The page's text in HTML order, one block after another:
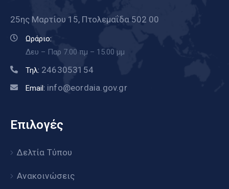
25ης Μαρτίου 15, Πτολεμαΐδα 502 00
Ωράριο:
Δευ – Παρ 7.00 πμ – 15.00 μμ
Τηλ: 2463053154
Email: info@eordaia.gov.gr
Επιλογές
Δελτία Τύπου
Ανακοινώσεις